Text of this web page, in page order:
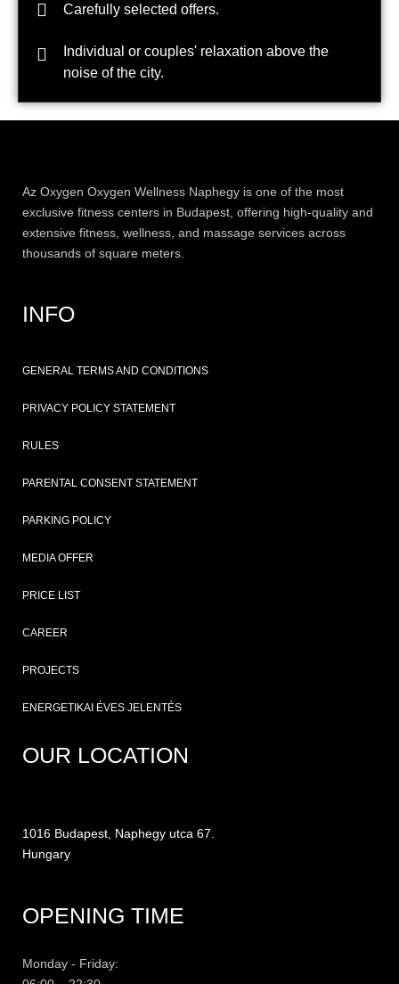
Carefully selected offers.
Individual or couples' relaxation above the
noise of the city.
Az Oxygen Oxygen Wellness Naphegy is one of the most
exclusive fitness centers in Budapest, offering high-quality and
extensive fitness , wellness, and massage services across
thousands of square meters.
INFO
GENERAL TERMS AND CONDITIONS
PRIVACY POLICY STATEMENT
RULES
PARENTAL CONSENT STATEMENT
PARKING POLICY
MEDIA OFFER
PRICE LIST
CAREER
PROJECTS
ENERGETIKAI ÉVES JELENTÉS
OUR LOCATION
1016 Budapest, Naphegy utca 67.
Hungary
OPENING TIME
Monday - Friday: